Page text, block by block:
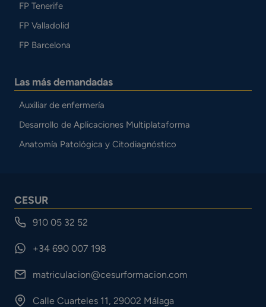
FP Tenerife
FP Valladolid
FP Barcelona
Las más demandadas
Auxiliar de enfermería
Desarrollo de Aplicaciones Multiplataforma
Anatomía Patológica y Citodiagnóstico
CESUR
910 05 32 52
+34 690 007 198
matriculacion@cesurformacion.com
Calle Cuarteles 11, 29002 Málaga